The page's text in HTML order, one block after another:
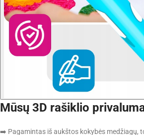
Mūsų 3D rašiklio
➡️ Pagamintas iš aukštos kokybės medžiagų,